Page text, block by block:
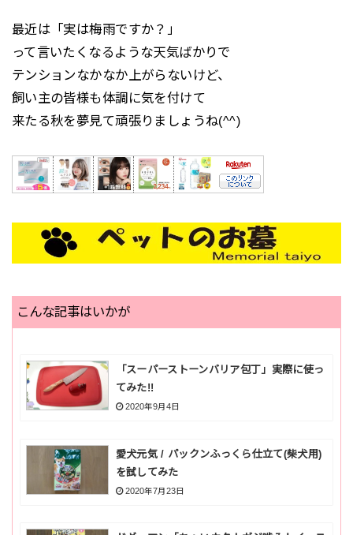
最近は「実は梅雨ですか？」
って言いたくなるような天気ばかりで
テンションなかなか上がらないけど、
飼い主の皆様も体調に気を付けて
来たる秋を夢見て頑張りましょうね(^^)
こんな記事はいかが
「スーパーストーンバリア包丁」実際に使っ
てみた!!
2020年9月4日
愛犬元気 / パックンふっくら仕立て(柴犬用)
を試してみた
2020年7月23日